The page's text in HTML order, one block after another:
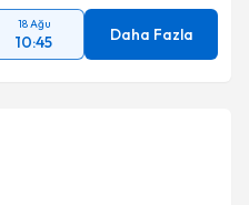
18 Ağu
10:45 Daha Fazla